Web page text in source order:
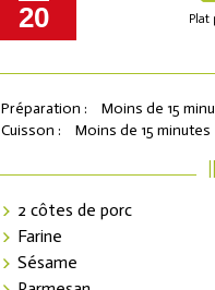
20
Plat
Préparation :
Moins de 15
Cuisson :
Moins de 15 minutes
2 côtes de porc
Farine
Sésame